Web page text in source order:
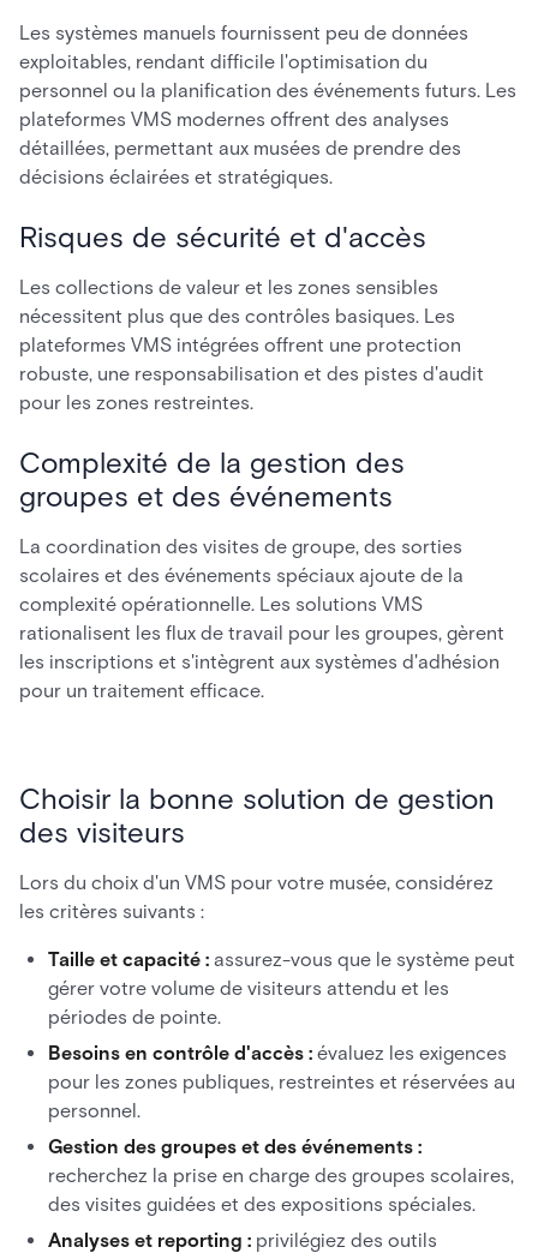
Les systèmes manuels fournissent peu de données
exploitables, rendant difficile l'optimisation du
personnel ou la planification des événements futurs. Les
plateformes VMS modernes offrent des analyses
détaillées, permettant aux musées de prendre des
décisions éclairées et stratégiques.
Risques de sécurité et d'accès
Les collections de valeur et les zones sensibles
nécessitent plus que des contrôles basiques. Les
plateformes VMS intégrées offrent une protection
robuste, une responsabilisation et des pistes d'audit
pour les zones restreintes.
Complexité de la gestion des
groupes et des événements
La coordination des visites de groupe, des sorties
scolaires et des événements spéciaux ajoute de la
complexité opérationnelle. Les solutions VMS
rationalisent les flux de travail pour les groupes, gèrent
les inscriptions et s'intègrent aux systèmes d'adhésion
pour un traitement efficace.
Choisir la bonne solution de gestion
des visiteurs
Lors du choix d'un VMS pour votre musée, considérez
les critères suivants :
Taille et capacité : assurez-vous que le système peut
gérer votre volume de visiteurs attendu et les
périodes de pointe.
Besoins en contrôle d'accès : évaluez les exigences
pour les zones publiques, restreintes et réservées au
personnel.
Gestion des groupes et des événements :
recherchez la prise en charge des groupes scolaires,
des visites guidées et des expositions spéciales.
Analyses et reporting : privilégiez des outils